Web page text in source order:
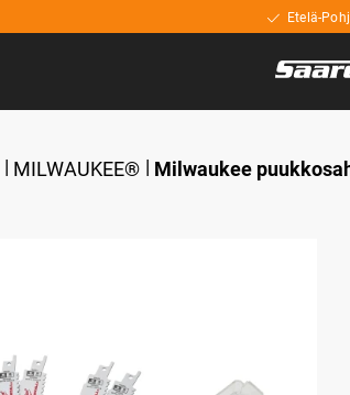
Etelä-
MILWAUKEE® Milwaukee